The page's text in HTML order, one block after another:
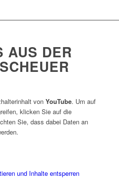
AUS DER
von YouTube. Um auf
klicken Sie auf die
Sie, dass dabei Daten an
und Inhalte entsperren